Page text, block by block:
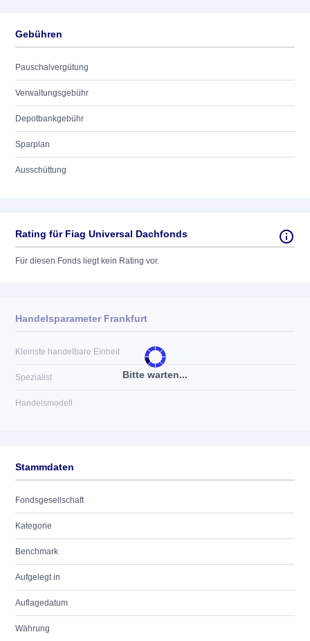
Gebühren
Pauschalvergütung
Verwaltungsgebühr
Depotbankgebühr
Sparplan
Ausschüttung
Rating für Fiag Universal Dachfonds
Für diesen Fonds liegt kein Rating vor.
Bitte warten...
Handelsparameter Frankfurt
Kleinste handelbare Einheit
Spezialist
Handelsmodell
Stammdaten
Fondsgesellschaft
Kategorie
Benchmark
Aufgelegt in
Auflagedatum
Währung